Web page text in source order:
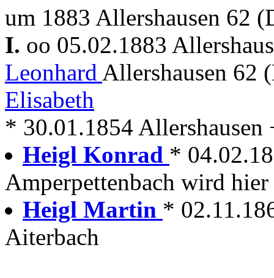
um 1883 Allershausen 62
I. oo 05.02.1883
Leonhard Allershausen 62
Elisabeth
* 30.01.1854 Allershausen
Heigl Konrad *
Amperpettenbach wird hier
Heigl Martin *
Aiterbach